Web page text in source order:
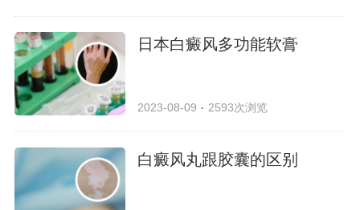
日本白癜风多功能软膏
2023-08-09 2593次浏览
白癜风丸跟胶囊的区别